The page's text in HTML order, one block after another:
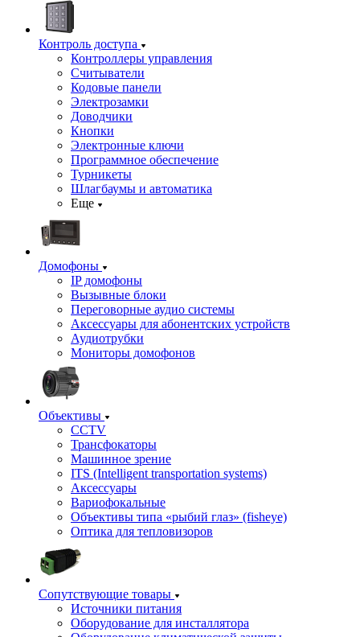
Контроль доступа
Контроллеры управления
Считыватели
Кодовые панели
Электрозамки
Доводчики
Кнопки
Электронные ключи
Программное обеспечение
Турникеты
Шлагбаумы и автоматика
Еще
Домофоны
IP домофоны
Вызывные блоки
Переговорные аудио системы
Аксессуары для абонентских устройств
Аудиотрубки
Мониторы домофонов
Объективы
CCTV
Трансфокаторы
Машинное зрение
ITS (Intelligent transportation systems)
Аксессуары
Вариофокальные
Объективы типа «рыбий глаз» (fisheye)
Оптика для тепловизоров
Сопутствующие товары
Источники питания
Оборудование для инсталлятора